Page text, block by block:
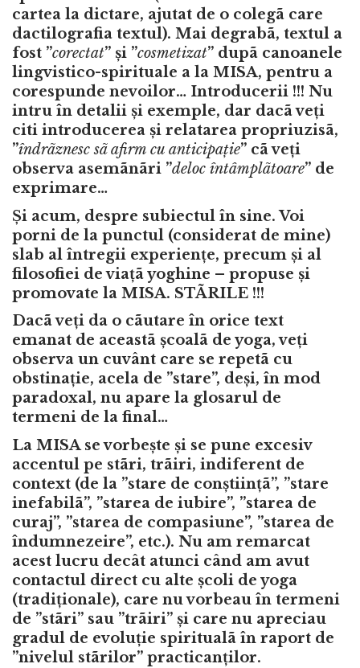
cartea la dictare, ajutat de o colegã care
dactilografia textul). Mai degrabã, textul a
fost ”corectat” și ”cosmetizat” dupã canoanele
lingvistico-spirituale a la MISA, pentru a
corespunde nevoilor… Introducerii !!! Nu
intru în detalii și exemple, dar dacã veți
citi introducerea și relatarea propriuzisã,
”îndrãznesc sã afirm cu anticipație” cã veți
observa asemãnãri ”deloc întâmplãtoare” de
exprimare…
Și acum, despre subiectul în sine. Voi
porni de la punctul (considerat de mine)
slab al întregii experiențe, precum și al
filosofiei de viațã yoghine – propuse și
promovate la MISA. STÃRILE !!!
Dacã veți da o cãutare în orice text
emanat de aceastã școalã de yoga, veți
observa un cuvânt care se repetã cu
obstinație, acela de ”stare”, deși, în mod
paradoxal, nu apare la glosarul de
termeni de la final…
La MISA se vorbește și se pune excesiv
accentul pe stãri, trãiri, indiferent de
context (de la ”stare de conștiințã”, ”stare
inefabilã”, ”starea de iubire”, ”starea de
curaj”, ”starea de compasiune”, ”starea de
îndumnezeire”, etc.). Nu am remarcat
acest lucru decât atunci când am avut
contactul direct cu alte școli de yoga
(tradiționale), care nu vorbeau în termeni
de ”stãri” sau ”trãiri” și care nu apreciau
gradul de evoluție spiritualã în raport de
”nivelul stãrilor” practicanților.